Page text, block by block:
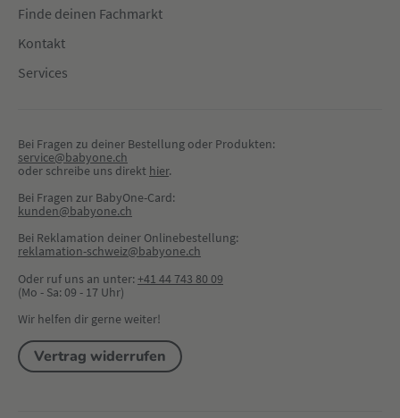
Finde deinen Fachmarkt
Kontakt
Services
Bei Fragen zu deiner Bestellung oder Produkten:
service@babyone.ch
oder schreibe uns direkt hier.
Bei Fragen zur BabyOne-Card:
kunden@babyone.ch
Bei Reklamation deiner Onlinebestellung:
reklamation-schweiz@babyone.ch
Oder ruf uns an unter:+41 44 743 80 09
(Mo - Sa: 09 - 17 Uhr)
Wir helfen dir gerne weiter!
Vertrag widerrufen